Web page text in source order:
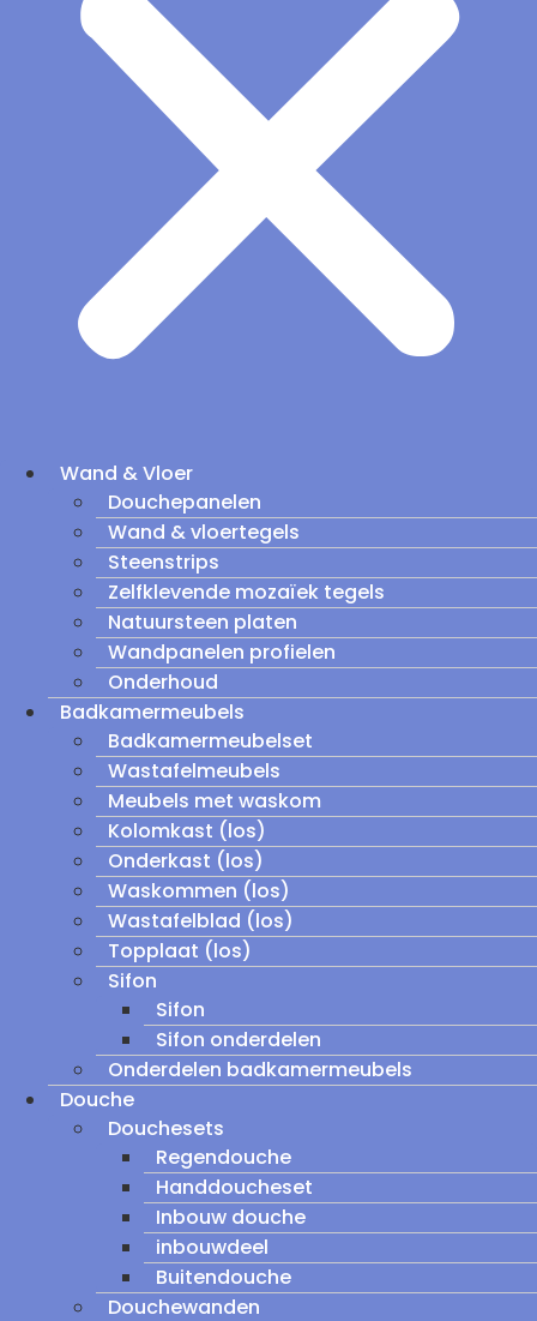
Wand & Vloer
Douchepanelen
Wand & vloertegels
Steenstrips
Zelfklevende mozaïek tegels
Natuursteen platen
Wandpanelen profielen
Onderhoud
Badkamermeubels
Badkamermeubelset
Wastafelmeubels
Meubels met waskom
Kolomkast (los)
Onderkast (los)
Waskommen (los)
Wastafelblad (los)
Topplaat (los)
Sifon
Sifon
Sifon onderdelen
Onderdelen badkamermeubels
Douche
Douchesets
Regendouche
Handdoucheset
Inbouw douche
inbouwdeel
Buitendouche
Douchewanden